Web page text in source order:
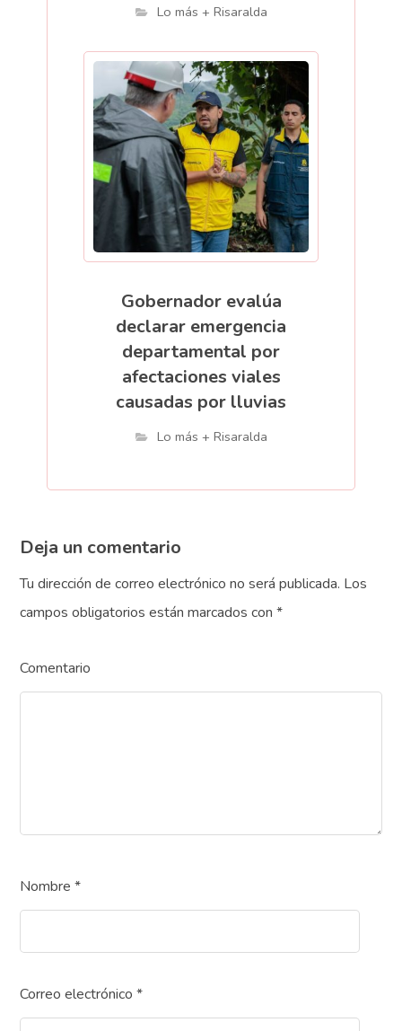
Lo más + Risaralda
Gobernador evalúa
declarar emergencia
departamental por
afectaciones viales
causadas por lluvias
Lo más + Risaralda
Deja un comentario
Tu dirección de correo electrónico no será publicada. Los
campos obligatorios están marcados con*
Comentario
Nombre*
Correo electrónico*